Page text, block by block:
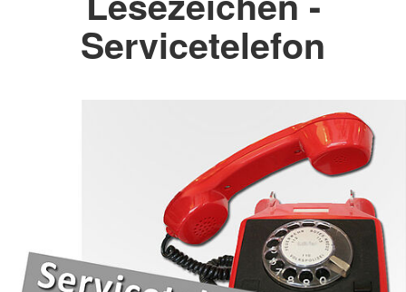
Servicetelefon